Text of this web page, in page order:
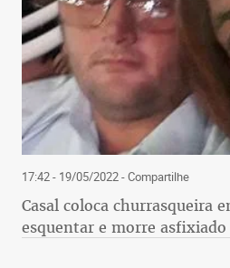
necropsia... Descaso dos
sucateada. A perícia
isto sim.”
. Paulo Nobre
MPF questiona Ibama sobre
multa aplicada à Vale
“Vai entrar com recurso e
der um veredito, que vai
pago em milhares de
17:42 - 19/05/2022- Compartilhe
Casal coloca churrasqueira
esquentar e morre asfixiado